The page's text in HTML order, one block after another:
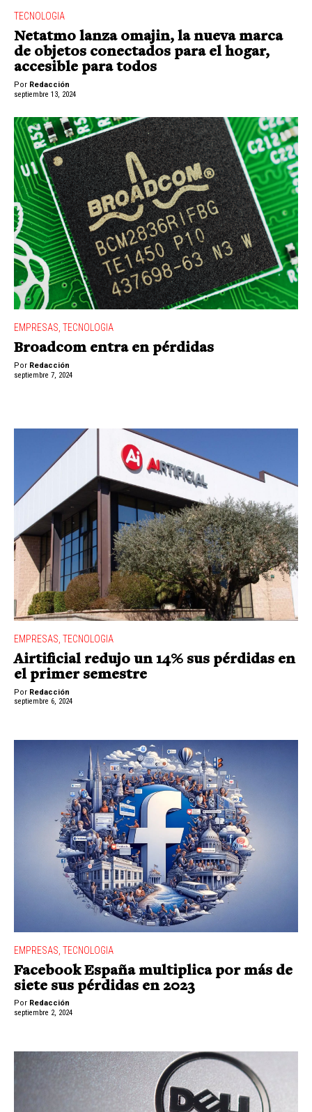
TECNOLOGIA
Netatmo lanza omajin, la nueva marca
de objetos conectados para el hogar,
accesible para todos
Por Redacción
septiembre 13, 2024
EMPRESAS, TECNOLOGIA
Broadcom entra en pérdidas
Por Redacción
septiembre 7, 2024
EMPRESAS TECNOLOGIA
Airtificial redujo un 14% sus pérdidas en
el primer semestre
Por Redacción
septiembre 6, 2024
EMPRESAS TECNOLOGIA
Facebook España multiplica por más de
siete sus pérdidas en 2023
Por Redacción
septiembre 2, 2024